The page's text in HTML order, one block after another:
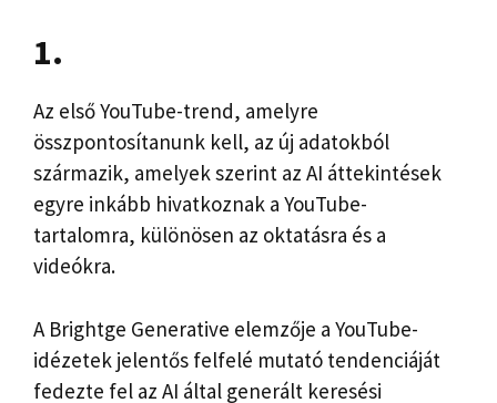
1.
Az első YouTube-trend, amelyre
összpontosítanunk kell, az új adatokból
származik, amelyek szerint az AI áttekintések
egyre inkább hivatkoznak a YouTube-
tartalomra, különösen az oktatásra és a
videókra.
A Brightge Generative elemzője a YouTube-
idézetek jelentős felfelé mutató tendenciáját
fedezte fel az AI által generált keresési